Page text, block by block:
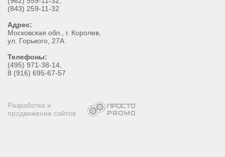
(843) 259-11-32
Адрес:
Московская обл., г. Королев,
ул. Горького, 27А
Телефоны:
(495) 971-38-14,
8 (916) 695-67-57
Разработка и
продвижение сайтов